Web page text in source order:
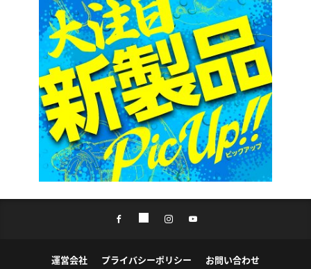
運営会社 プライバシーポリシー お問い合わせ